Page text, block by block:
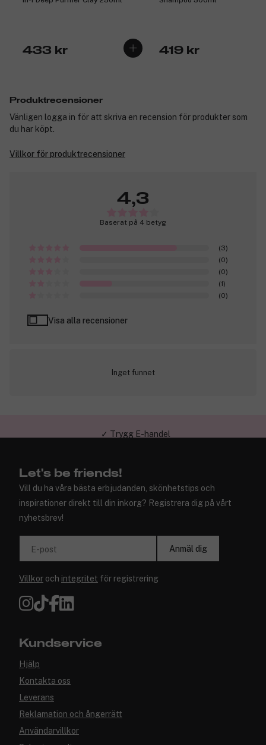
433 kr 419 kr
Produktrecensioner
Vänligen logga in för att skriva en recension för produkter som
du har köpt.
Villkor för produktrecensioner
4,3
Baserat på 4 betyg
(3)
(0)
(0)
(1)
(0)
Visa alla recensioner
Inget funnet
Let's be friends!
Vill du ha våra bästa erbjudanden, skönhetstips och
inspirationer direkt till din inkorg? Registrera dig på vårt
nyhetsbrev!
E-post Anmäl dig
Villkor och integritet för registrering
Kundservice
Hjälp
Kontakta oss
Leverans
Reklamation och ångerrätt
Användarvillkor